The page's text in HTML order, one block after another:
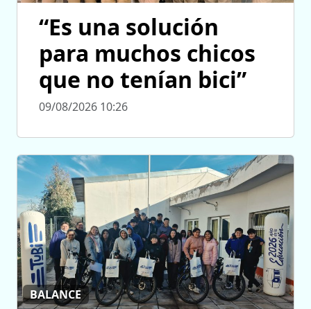
“Es una solución
para muchos chicos
que no tenían bici”
09/08/2026 10:26
BALANCE